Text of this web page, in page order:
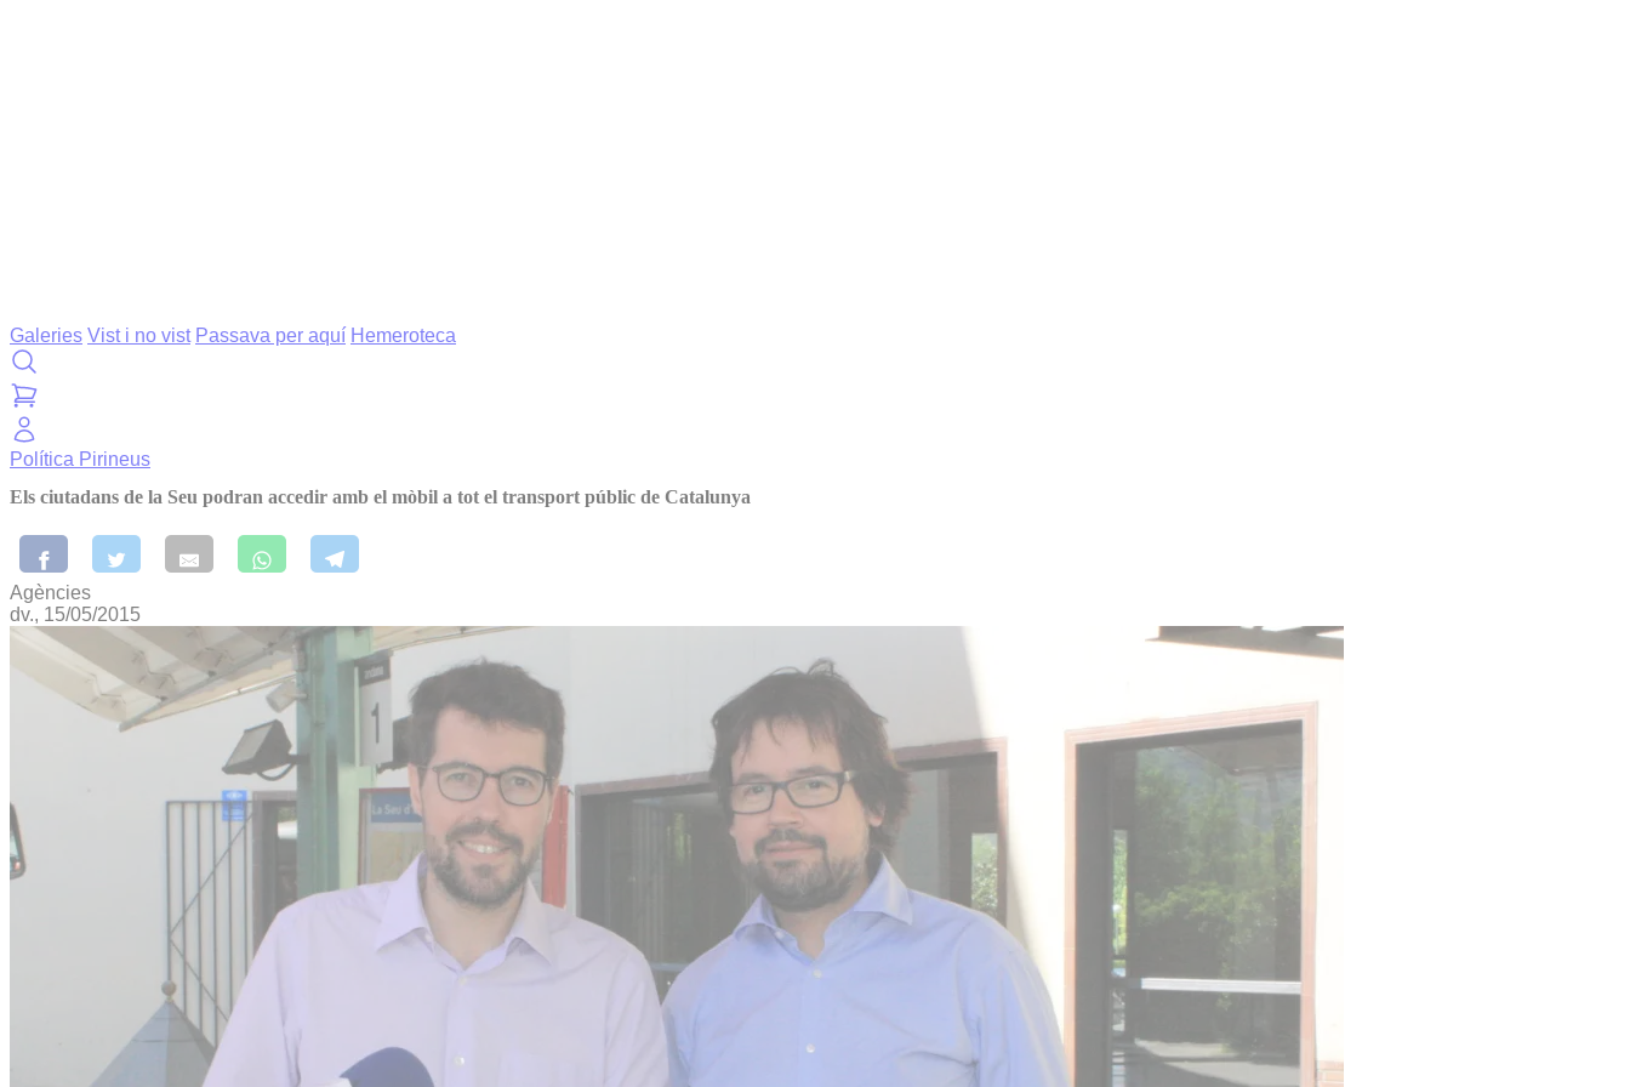
Galeries Vist i no vist Passava per aquí Hemeroteca
Política Pirineus
Els ciutadans de la Seu podran accedir amb el mòbil a tot el transport públic de Catalunya
Agències
dv., 15/05/2015